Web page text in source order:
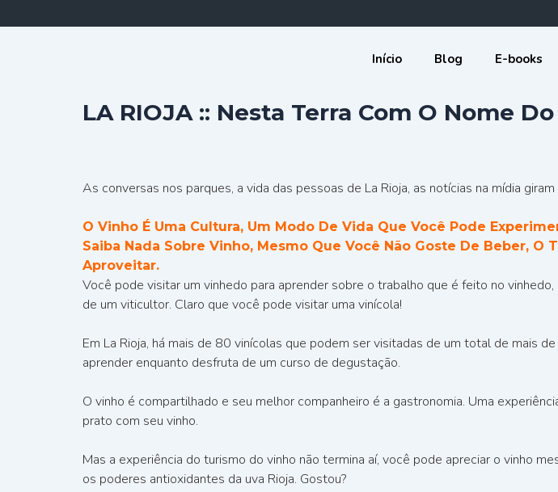
Início Blog E-books
LA RIOJA :: Nesta Terra Com O Nome
As conversas nos parques, a vida das pessoas de La Rioja, as notícias na mídia
O Vinho É Uma Cultura, Um Modo De Vida Que Você Pode
Saiba Nada Sobre Vinho, Mesmo Que Você Não Goste De Beber,
Aproveitar.
Você pode visitar um vinhedo para aprender sobre o trabalho que é feito no
de um viticultor. Claro que você pode visitar uma vinícola!
Em La Rioja, há mais de 80 vinícolas que podem ser visitadas de um total de mais
aprender enquanto desfruta de um curso de degustação.
O vinho é compartilhado e seu melhor companheiro é a gastronomia. Uma
prato com seu vinho.
Mas a experiência do turismo do vinho não termina aí, você pode apreciar o vinho
os poderes antioxidantes da uva Rioja. Gostou?